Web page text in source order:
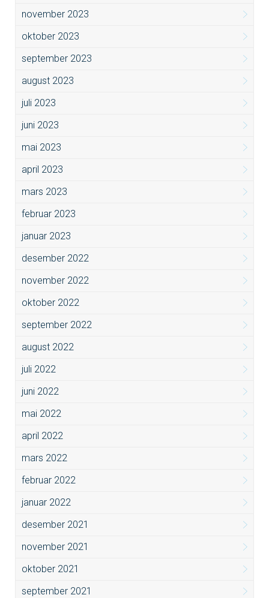
november 2023
oktober 2023
september 2023
august 2023
juli 2023
juni 2023
mai 2023
april 2023
mars 2023
februar 2023
januar 2023
desember 2022
november 2022
oktober 2022
september 2022
august 2022
juli 2022
juni 2022
mai 2022
april 2022
mars 2022
februar 2022
januar 2022
desember 2021
november 2021
oktober 2021
september 2021